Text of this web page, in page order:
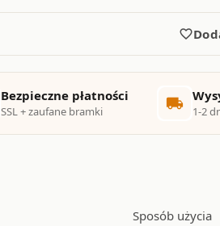
favorite_border
Bezpieczne płatności
SSL + zaufane bramki local_shipping 1-2
Sposób użycia